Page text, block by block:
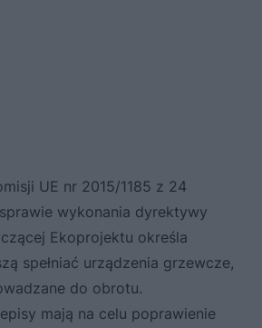
UE nr 2015/1185 z 24
wykonania dyrektywy
Ekoprojektu określa
spełniać urządzenia grzewcze,
do obrotu.
mają na celu poprawienie